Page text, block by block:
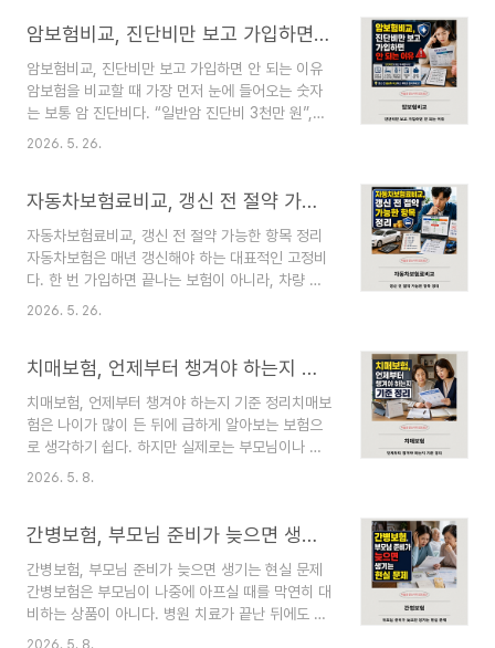
이 많은 사람에게는 실제 부담이 커질 수 있습니다.
또한 2026년..
호사선임비용, 교통사고처리지원금은 이름만 보고
인한 상해나 형사·행정상 책임 등 비용손해를 보장
하는 보험입니다. 금융감독원 소비자 유의사항에서
도 운전자보험은 자동차사고로 인한 민사상 책임을
주로 보장하는 자동차보험과 다른 상품이라고 설명
의무보험 성격이 있지만, 운전자보험은 꼭 가입해야
하는 의무보험이 아닙니다. ?..
암보험비교, 진단비만 보고 가입하면 안 되는 이유
암보험비교, 진단비만 보고 가입하면 안 되는 이유
암보험을 비교할 때 가장 먼저 눈에 들어오는 숫자
는 보통 암 진단비다. “일반암 진단비 3천만 원”,
“암 진단비 5천만 원”처럼 금액이 크게 보이면 든든
떤 암을 일반암으로 보는지, 유사암이나 소액암은
되는지에 따라 실제 받을 수 있는 보험금이 달라질
수 있다. 암보험은 암으로 진단받았을 때 정해진 보
험금을 지급하는 구조가 중심이지만, 약관에는 보장
개시일, 면책기간, 감액기간, 진단확정 기준, 보장
들어 있다. 그래서 겉으로 보이는 진단비가 높더라
도 초기 일정 ..
2026. 5. 26.
자동차보험료비교, 갱신 전 절약 가능한 항목 정리
자동차보험료비교, 갱신 전 절약 가능한 항목 정리
자동차보험은 매년 갱신해야 하는 대표적인 고정비
다. 한 번 가입하면 끝나는 보험이 아니라, 차량 상
태와 운전 이력, 운전자 범위, 담보 구성, 할인 특약,
로 연장하는 것보다, 갱신 전에 여러 조건을 다시 비
요한 것은 단순히 가장 싼 보험료를 찾는 일이 아니
다. 보험료가 낮아도 자기차량손해 보장 범위가 부
족하거나, 운전자 범위를 잘못 설정하거나, 필요한
특약을 빼면 사고가 났을 때 부담이 커질 수 있다.
약을 넣으면 매년 불필요한 보험료를 낼 수 있다.
👉 ..
2026. 5. 26.
치매보험, 언제부터 챙겨야 하는지 기준 정리
치매보험, 언제부터 챙겨야 하는지 기준 정리치매보
험은 나이가 많이 든 뒤에 급하게 알아보는 보험으
로 생각하기 쉽다. 하지만 실제로는 부모님이나 본
인의 기억력 저하가 걱정되기 시작한 뒤에 알아보면
치매보험을 언제부터 챙겨야 하는지의 기준은 단순
기존 보험, 간병 준비, 장기요양 가능성, 월 보험료
부담, 가족 돌봄 여력까지 함께 봐야 한다. 홈택스,
주식세금, 투자세금, 해외주식, 양도소득세, 종합소
2026. 5. 8.
간병보험, 부모님 준비가 늦으면 생기는 현실 문제
간병보험, 부모님 준비가 늦으면 생기는 현실 문제
간병보험은 부모님이 나중에 아프실 때를 막연히 대
비하는 상품이 아니다. 병원 치료가 끝난 뒤에도 혼
자 식사하기 어렵거나, 이동이 불편하거나, 누군가
2026. 5. 8.